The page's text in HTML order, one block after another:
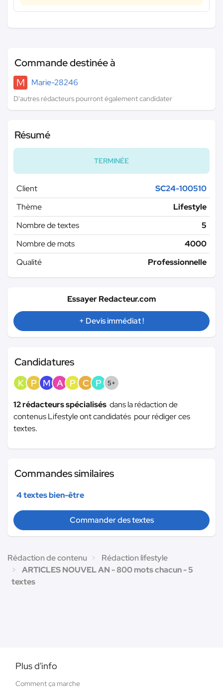
Commande destinée à
M
Marie-28246
D'autres rédacteurs pourront également candidater
Résumé
TERMINÉE
Client
SC24-100510
Thème
Lifestyle
Nombre de textes
5
Nombre de mots
4000
Qualité
Professionnelle
Essayer Redacteur.com
+ Devis immédiat !
Candidatures
K P M A P C P 5+
12 rédacteurs spécialisés dans la rédaction de
contenus Lifestyle ont candidatés pour rédiger ces
textes.
Commandes similaires
4 textes bien-être
Commander des textes
Rédaction de contenu
Rédaction lifestyle
ARTICLES NOUVEL AN - 800 mots chacun - 5
textes
Plus d'info
Comment ça marche